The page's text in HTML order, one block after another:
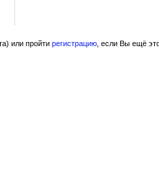
или пройти регистрацию , если Вы ещё